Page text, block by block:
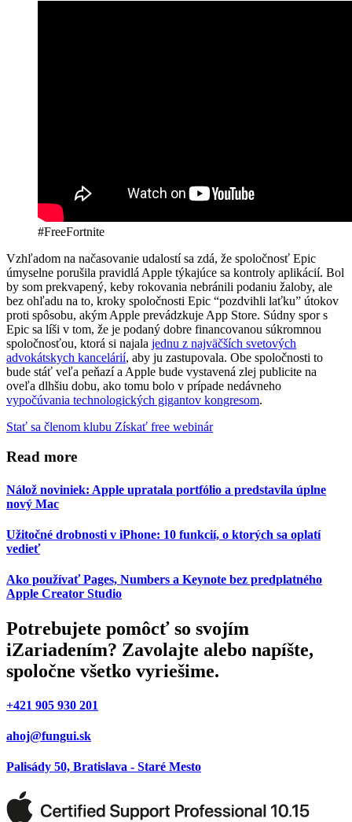
#FreeFortnite
Vzhľadom na načasovanie udalostí sa zdá, že spoločnosť Epic
úmyselne porušila pravidlá Apple týkajúce sa kontroly aplikácií. Bol
by som prekvapený, keby rokovania nebránili podaniu žaloby, ale
bez ohľadu na to, kroky spoločnosti Epic “pozdvihli laťku” útokov
proti spôsobu, akým Apple prevádzkuje App Store. Súdny spor s
Epic sa líši v tom, že je podaný dobre financovanou súkromnou
spoločnosťou, ktorá si najala jednu z najväčších svetových
advokátskych kancelárií, aby ju zastupovala. Obe spoločnosti to
bude stáť veľa peňazí a Apple bude vystavená zlej publicite na
oveľa dlhšiu dobu, ako tomu bolo v prípade nedávneho
vypočúvania technologických gigantov kongresom.
Stať sa členom klubu Získať free webinár
Read more
Nálož noviniek: Apple upratala portfólio a predstavila úplne
nový Mac
Užitočné drobnosti v iPhone: 10 funkcií, o ktorých sa oplatí
vedieť
Ako používať Pages, Numbers a Keynote bez predplatného
Apple Creator Studio
Potrebujete pomôcť so svojím
iZariadením? Zavolajte alebo napíšte,
spoločne všetko vyriešime.
+421 905 930 201
ahoj@fungui.sk
Palisády 50, Bratislava - Staré Mesto